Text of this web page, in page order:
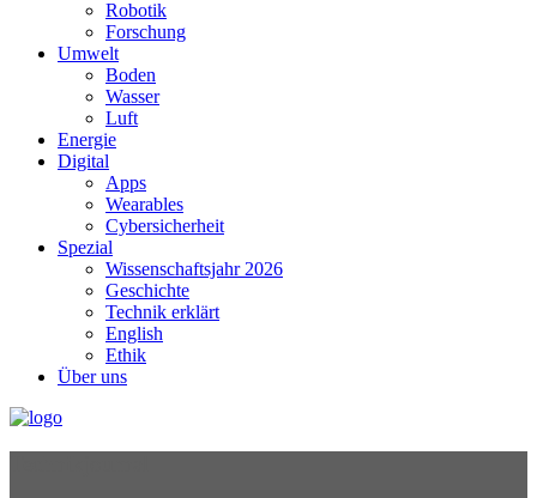
Robotik
Forschung
Umwelt
Boden
Wasser
Luft
Energie
Digital
Apps
Wearables
Cybersicherheit
Spezial
Wissenschaftsjahr 2026
Geschichte
Technik erklärt
English
Ethik
Über uns